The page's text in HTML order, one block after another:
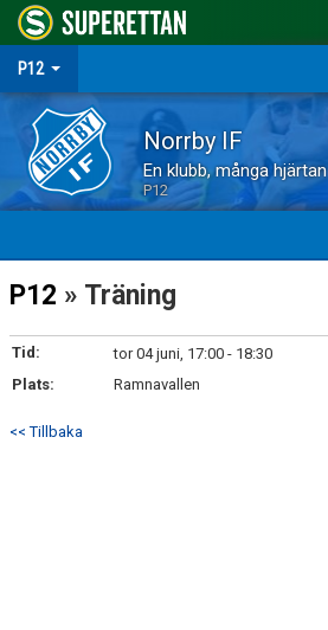
P12
Norrby IF
En klubb, många hjärtan
P12
HEM
NYHETER
MATCHER
TRUPPEN
P12 » Träning
Tid:
tor 04 juni, 17:00 - 18:30
Plats:
Ramnavallen
<< Tillbaka